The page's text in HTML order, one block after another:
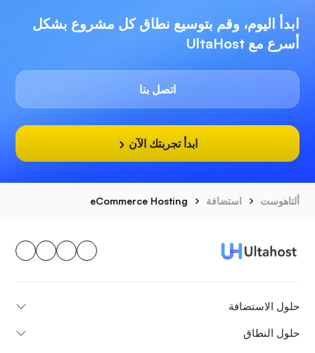
ابدأ اليوم، وقم بتوسيع نطاق كل مشروع بشكل
أسرع مع UltaHost
اتصل بنا
ابدأ تجربتك الآن
ألتاهوست استضافة eCommerce Hosting
حلول الاستضافة
حلول النطاق